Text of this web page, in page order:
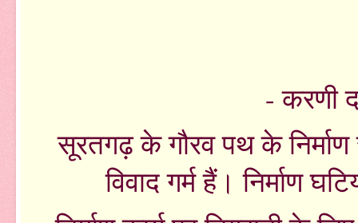
- करणी
सूरतगढ़ के गौरव पथ के
विवाद गर्म हैं। निर्माण